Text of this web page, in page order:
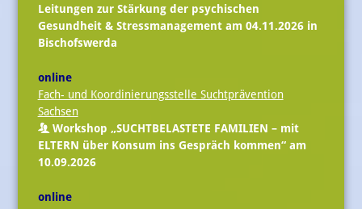
Leitungen zur Stärkung der psychischen
Gesundheit & Stressmanagement am 04.11.2026 in
Bischofswerda
online
Fach- und Koordinierungsstelle Suchtprävention
Sachsen
Workshop „SUCHTBELASTETE FAMILIEN – mit
ELTERN über Konsum ins Gespräch kommen“ am
10.09.2026
online